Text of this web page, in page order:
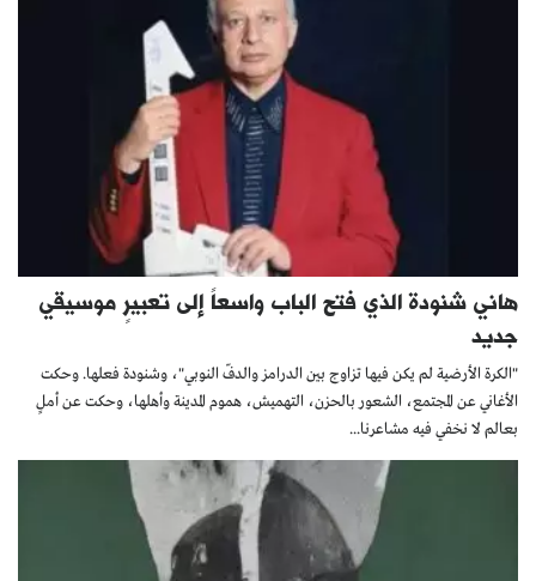
هاني شنودة الذي فتح الباب واسعاً إلى تعبيرٍ موسيقي
جديد
"الكرة الأرضية لم يكن فيها تزاوج بين الدرامز والدفّ النوبي"، وشنودة فعلها. وحكت
الأغاني عن المجتمع، الشعور بالحزن، التهميش، هموم المدينة وأهلها، وحكت عن أملٍ
بعالم لا نخفي فيه مشاعرنا...